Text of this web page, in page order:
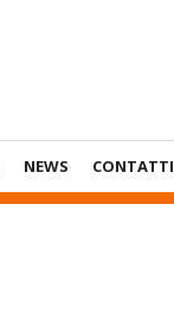
NEWS CONTATTI